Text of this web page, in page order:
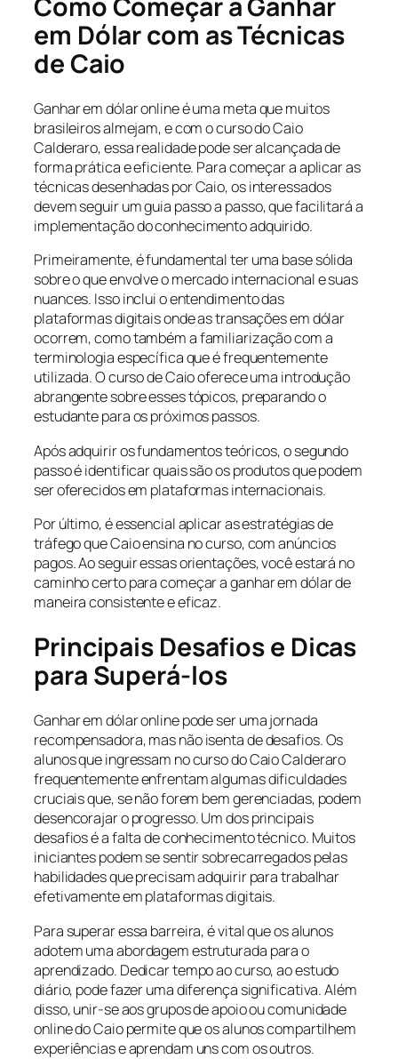
em Dólar com as Técnicas
de Caio
Ganhar em dólar online é uma meta que muitos
brasileiros almejam, e com o curso do Caio
Calderaro, essa realidade pode ser alcançada de
forma prática e eficiente. Para começar a aplicar as
técnicas desenhadas por Caio, os interessados
devem seguir um guia passo a passo, que facilitará a
implementação do conhecimento adquirido.
Primeiramente, é fundamental ter uma base sólida
sobre o que envolve o mercado internacional e suas
nuances. Isso inclui o entendimento das
plataformas digitais onde as transações em dólar
ocorrem, como também a familiarização com a
terminologia específica que é frequentemente
utilizada. O curso de Caio oferece uma introdução
abrangente sobre esses tópicos, preparando o
estudante para os próximos passos.
Após adquirir os fundamentos teóricos, o segundo
passo é identificar quais são os produtos que podem
ser oferecidos em plataformas internacionais.
Por último, é essencial aplicar as estratégias de
tráfego que Caio ensina no curso, com anúncios
pagos. Ao seguir essas orientações, você estará no
caminho certo para começar a ganhar em dólar de
maneira consistente e eficaz.
Principais Desafios e Dicas
para Superá-los
Ganhar em dólar online pode ser uma jornada
recompensadora, mas não isenta de desafios. Os
alunos que ingressam no curso do Caio Calderaro
frequentemente enfrentam algumas dificuldades
cruciais que, se não forem bem gerenciadas, podem
desencorajar o progresso. Um dos principais
desafios é a falta de conhecimento técnico. Muitos
iniciantes podem se sentir sobrecarregados pelas
habilidades que precisam adquirir para trabalhar
efetivamente em plataformas digitais.
Para superar essa barreira, é vital que os alunos
adotem uma abordagem estruturada para o
aprendizado. Dedicar tempo ao curso, ao estudo
diário, pode fazer uma diferença significativa. Além
disso, unir-se aos grupos de apoio ou comunidade
online do Caio permite que os alunos compartilhem
experiências e aprendam uns com os outros.